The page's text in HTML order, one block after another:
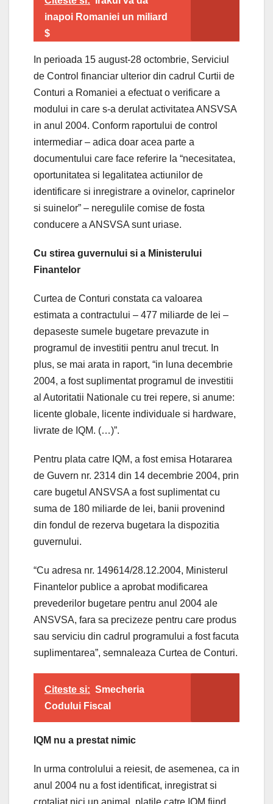
inapoi Romaniei un miliard
$
In perioada 15 august-28 octombrie, Serviciul
de Control financiar ulterior din cadrul Curtii de
Conturi a Romaniei a efectuat o verificare a
modului in care s-a derulat activitatea ANSVSA
in anul 2004. Conform raportului de control
intermediar – adica doar acea parte a
documentului care face referire la “necesitatea,
oportunitatea si legalitatea actiunilor de
identificare si inregistrare a ovinelor, caprinelor
si suinelor” – neregulile comise de fosta
conducere a ANSVSA sunt uriase.
Cu stirea guvernului si a Ministerului
Finantelor
Curtea de Conturi constata ca valoarea
estimata a contractului – 477 miliarde de lei –
depaseste sumele bugetare prevazute in
programul de investitii pentru anul trecut. In
plus, se mai arata in raport, “in luna decembrie
2004, a fost suplimentat programul de investitii
al Autoritatii Nationale cu trei repere, si anume:
licente globale, licente individuale si hardware,
livrate de IQM. (…)”.
Pentru plata catre IQM, a fost emisa Hotararea
de Guvern nr. 2314 din 14 decembrie 2004, prin
care bugetul ANSVSA a fost suplimentat cu
suma de 180 miliarde de lei, banii provenind
din fondul de rezerva bugetara la dispozitia
guvernului.
“Cu adresa nr. 149614/28.12.2004, Ministerul
Finantelor publice a aprobat modificarea
prevederilor bugetare pentru anul 2004 ale
ANSVSA, fara sa precizeze pentru care produs
sau serviciu din cadrul programului a fost facuta
suplimentarea”, semnaleaza Curtea de Conturi.
Citeste si: Smecheria
Codului Fiscal
IQM nu a prestat nimic
In urma controlului a reiesit, de asemenea, ca in
anul 2004 nu a fost identificat, inregistrat si